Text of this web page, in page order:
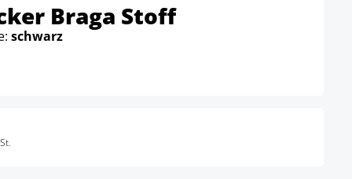
Braga Stoff
schwarz